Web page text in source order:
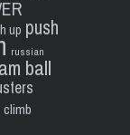
up push
russian
ball
climb